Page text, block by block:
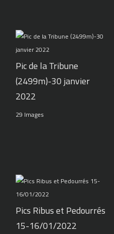
Pic de la Tribune
(2499m)-30 janvier
2022
29 Images
Pics Ribus et Pedourrés
15-16/01/2022